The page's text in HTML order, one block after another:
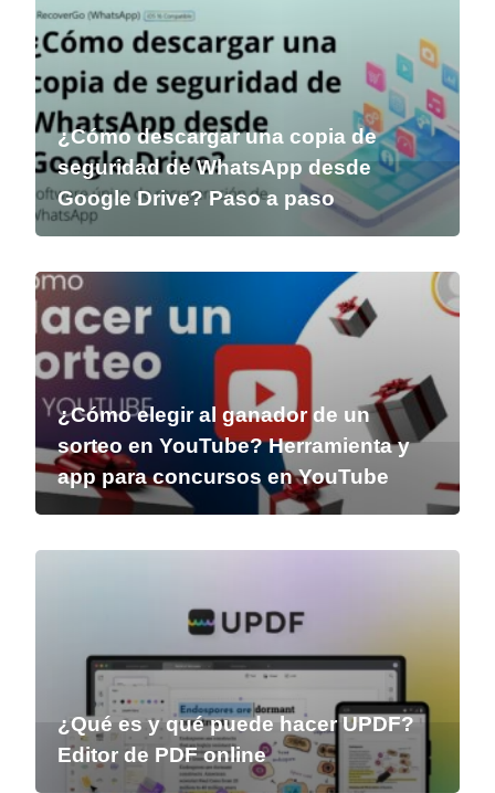
¿Cómo descargar una copia de
seguridad de WhatsApp desde
Google Drive? Paso a paso
¿Cómo elegir al ganador de un
sorteo en YouTube? Herramienta y
app para concursos en YouTube
¿Qué es y qué puede hacer UPDF?
Editor de PDF online